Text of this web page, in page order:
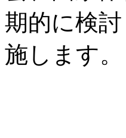
期的に検
施します。